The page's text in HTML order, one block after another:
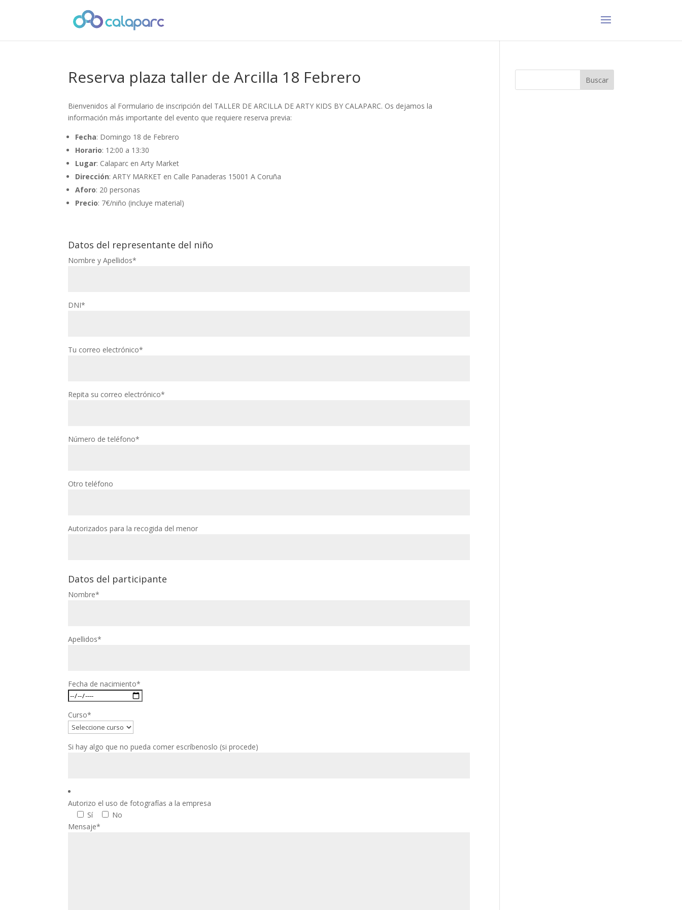
Reserva plaza taller de Arcilla 18 Febrero
Bienvenidos al Formulario de inscripción del TALLER DE ARCILLA DE ARTY KIDS BY CALAPARC. Os dejamos la
información más importante del evento que requiere reserva previa:
Fecha: Domingo 18 de Febrero
Horario: 12:00 a 13:30
Lugar: Calaparc en Arty Market
Dirección: ARTY MARKET en Calle Panaderas 15001 A Coruña
Aforo: 20 personas
Precio: 7€/niño (incluye material)
Datos del representante del niño
Nombre y Apellidos*
DNI*
Tu correo electrónico*
Repita su correo electrónico*
Número de teléfono*
Otro teléfono
Autorizados para la recogida del menor
Datos del participante
Nombre*
Apellidos*
Fecha de nacimiento*
Curso*
Si hay algo que no pueda comer escríbenoslo (si procede)
Autorizo el uso de fotografías a la empresa
Sí
No
Mensaje*